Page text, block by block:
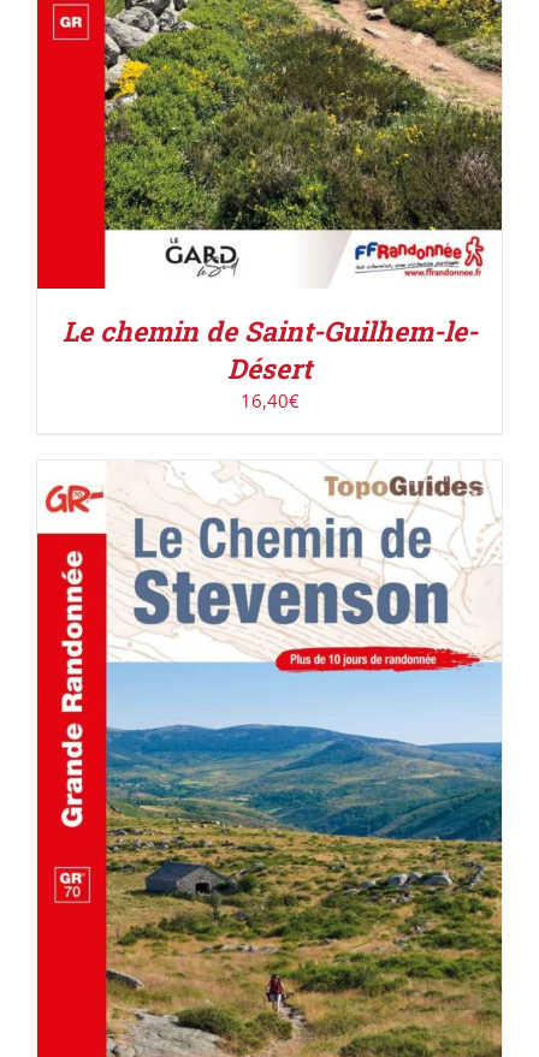
Le chemin de Saint-Guilhem-le-
Désert
16,40€
AJOUTER AU PANIER / DÉTAILS